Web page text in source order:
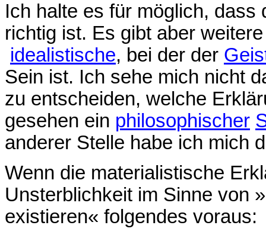
Ich halte es für möglich,
richtig ist. Es gibt aber
idealistische, bei der der
Sein ist. Ich sehe mich nicht
zu entscheiden, welche
gesehen ein philosophischer
anderer Stelle habe ich mich
Wenn die materialistische
Unsterblichkeit im Sinne von
existieren« folgendes voraus: